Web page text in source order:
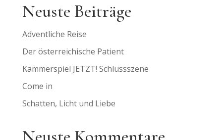
Neuste Beiträge
Adventliche Reise
Der österreichische Patient
Kammerspiel JETZT! Schlussszene
Come in
Schatten, Licht und Liebe